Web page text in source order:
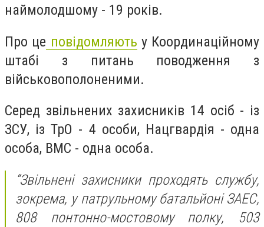
наймолодшому - 19 років.
Про це повідомляють у Координаційному
штабі з питань поводження з
військовополоненими.
Серед звільнених захисників 14 осіб - із
ЗСУ, із ТрО - 4 особи, Нацгвардія - одна
особа, ВМС - одна особа.
“Звільнені захисники проходять службу,
зокрема, у патрульному батальйоні ЗАЕС,
808 понтонно-мостовому полку, 503